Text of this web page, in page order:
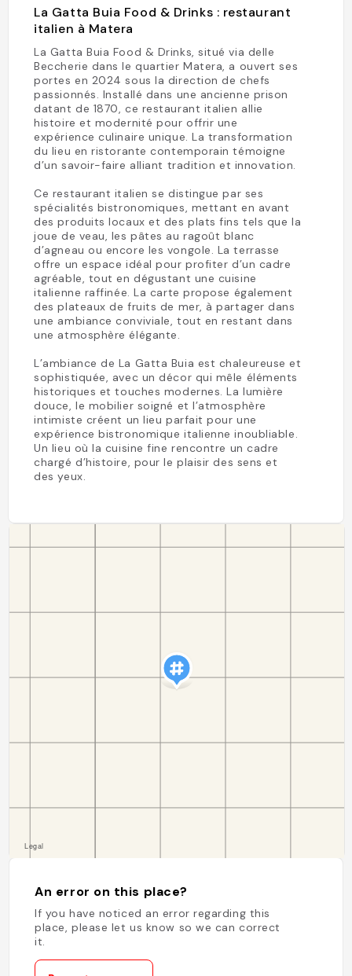
La Gatta Buia Food & Drinks : restaurant
italien à Matera
La Gatta Buia Food & Drinks, situé via delle
Beccherie dans le quartier Matera, a ouvert ses
portes en 2024 sous la direction de chefs
passionnés. Installé dans une ancienne prison
datant de 1870, ce restaurant italien allie
histoire et modernité pour offrir une
expérience culinaire unique. La transformation
du lieu en ristorante contemporain témoigne
d’un savoir-faire alliant tradition et innovation.
Ce restaurant italien se distingue par ses
spécialités bistronomiques, mettant en avant
des produits locaux et des plats fins tels que la
joue de veau, les pâtes au ragoût blanc
d’agneau ou encore les vongole. La terrasse
offre un espace idéal pour profiter d’un cadre
agréable, tout en dégustant une cuisine
italienne raffinée. La carte propose également
des plateaux de fruits de mer, à partager dans
une ambiance conviviale, tout en restant dans
une atmosphère élégante.
L’ambiance de La Gatta Buia est chaleureuse et
sophistiquée, avec un décor qui mêle éléments
historiques et touches modernes. La lumière
douce, le mobilier soigné et l’atmosphère
intimiste créent un lieu parfait pour une
expérience bistronomique italienne inoubliable.
Un lieu où la cuisine fine rencontre un cadre
chargé d’histoire, pour le plaisir des sens et
des yeux.
An error on this place?
If you have noticed an error regarding this
place, please let us know so we can correct
it.